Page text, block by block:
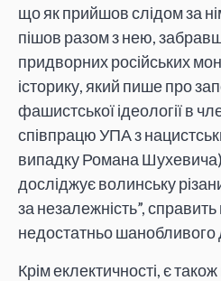
що як прийшов слідом за
пішов разом з нею,
придворних російських
історику, який пише про
фашистської ідеології в
співпрацю УПА з
випадку Романа
досліджує волинську
за незалежність”,
недостатньо шанобливого
Крім еклектичності, є